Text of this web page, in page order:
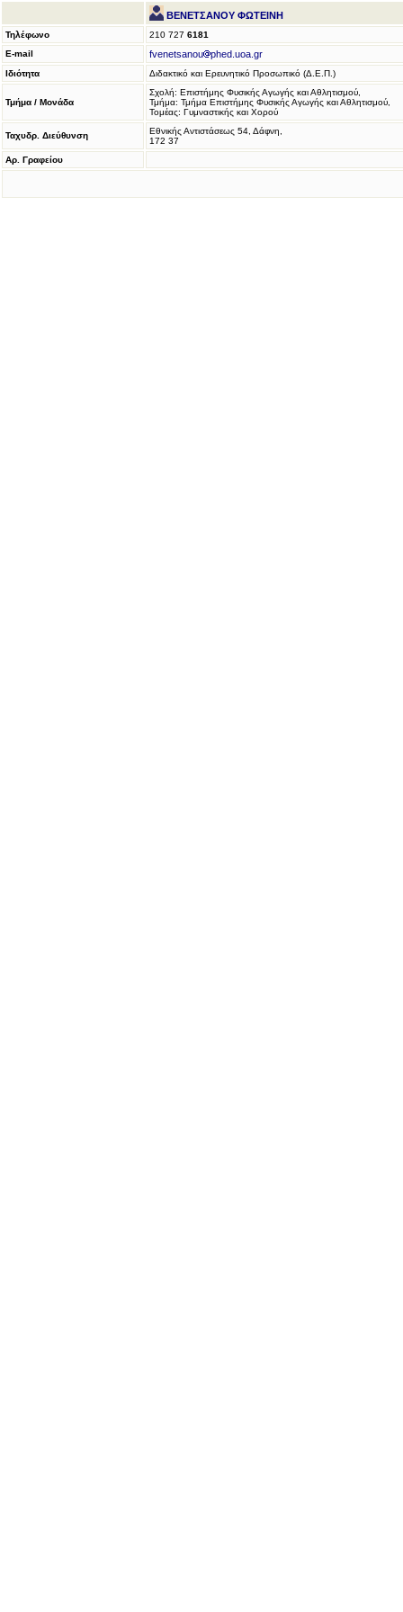
ΒΕΝΕΤΣΑΝΟΥ ΦΩΤΕΙΝΗ
Τηλέφωνο 210 727 6181
E-mail
fvenetsanou phed.uoa.gr
Ιδιότητα Διδακτικό και Ερευνητικό Προσωπικό (Δ.Ε.Π.)
Τμήμα / Μονάδα
Σχολή: Επιστήμης Φυσικής Αγωγής και Αθλητισμού,
Τμήμα: Τμήμα Επιστήμης Φυσικής Αγωγής και Αθλητισμού,
Τομέας: Γυμναστικής και Χορού
Ταχυδρ. Διεύθυνση
Εθνικής Αντιστάσεως 54, Δάφνη,
172 37
Αρ. Γραφείου